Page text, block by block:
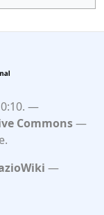
Commons